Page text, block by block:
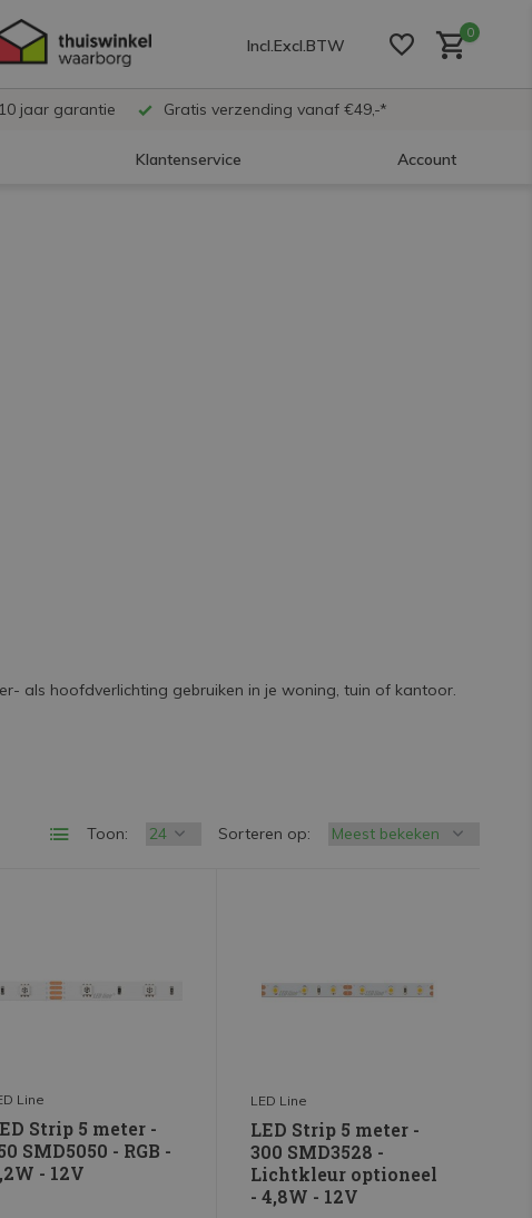
Incl.Excl.BTW
0
jaar garantie Gratis verzending vanaf €49,-*
Klantenservice Account
als hoofdverlichting gebruiken in je woning, tuin of kantoor.
Toon: Sorteren op:
Line
Strip 5 meter -
SMD5050 - RGB -
- 12V
LED Line
LED Strip 5 meter -
300 SMD3528 -
Lichtkleur optioneel
- 4,8W - 12V